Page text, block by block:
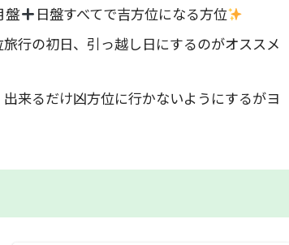
盤
日盤すべてで吉方位になる方位
行の初日、引っ越し日にするのがオススメ
来るだけ凶方位に行かないようにするがヨ